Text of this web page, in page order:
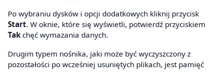
Po wybraniu dysków i opcji dodatkowych kliknij przycisk
Start. W oknie, które się wyświetli, potwierdź przyciskiem
Tak chęć wymazania danych.
Drugim typem nośnika, jaki może być wyczyszczony z
pozostałości po wcześniej usuniętych plikach, jest pamięć